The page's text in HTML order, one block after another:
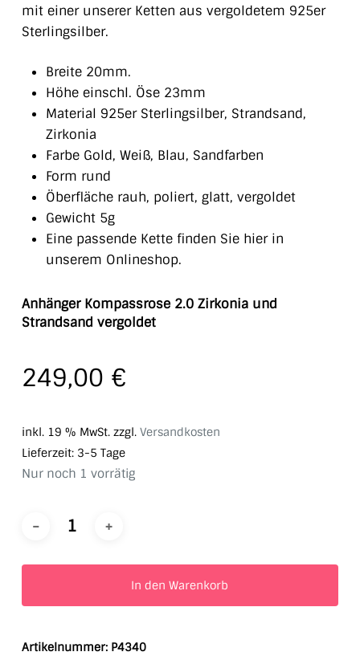
mit einer unserer Ketten aus vergoldetem 925er
Sterlingsilber.
Breite 20mm.
Höhe einschl. Öse 23mm
Material 925er Sterlingsilber, Strandsand,
Zirkonia
Farbe Gold, Weiß, Blau, Sandfarben
Form rund
Öberfläche rauh, poliert, glatt, vergoldet
Gewicht 5g
Eine passende Kette finden Sie hier in
unserem Onlineshop.
Anhänger Kompassrose 2.0 Zirkonia und
Strandsand vergoldet
249,00 €
inkl. 19 % MwSt. zzgl. Versandkosten
Lieferzeit: 3-5 Tage
Nur noch 1 vorrätig
In den Warenkorb
Artikelnummer: P4340